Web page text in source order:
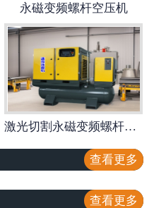
永磁变频螺杆空压机
激光切割永磁变频螺杆空压机
查看更多
查看更多